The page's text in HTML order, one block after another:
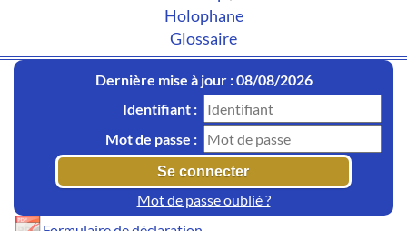
Holophane
Glossaire
Dernière mise à jour : 08/08/2026
Identifiant :
Mot de passe :
Mot de passe oublié ?